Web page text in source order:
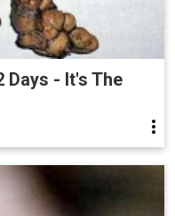
Days - It's The